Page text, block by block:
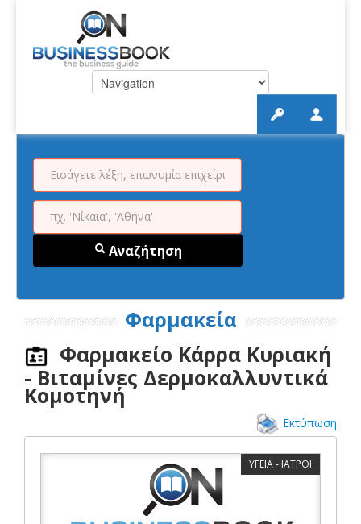
Αναζήτηση
Φαρμακεία
Φαρμακείο Κάρρα Κυριακή
- Βιταμίνες Δερμοκαλλυντικά
Κομοτηνή
Εκτύπωση
ΥΓΕΙΑ - ΙΑΤΡΟΙ